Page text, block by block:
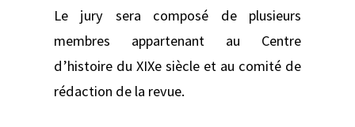
Le jury sera composé de plusieurs
membres appartenant au Centre
d’histoire du XIXe siècle et au comité de
rédaction de la revue.